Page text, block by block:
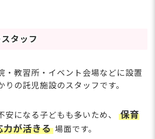
タッフ
・教習所・イベント会場などに設置
りの託児施設のスタッフです。
安になる子どもも多いため、
保育
力が活きる 場面です。